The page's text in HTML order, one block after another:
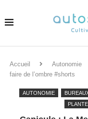
Accueil Autonomie
faire de l’ombre #shorts
AUTONOMIE